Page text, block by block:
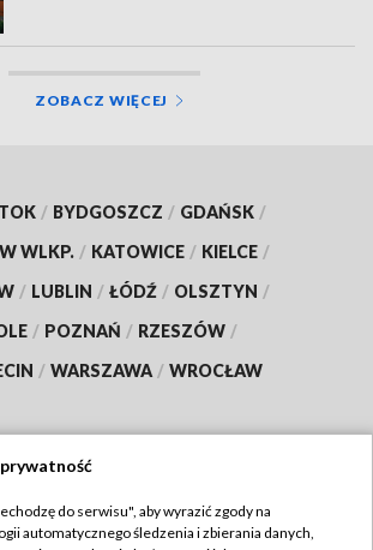
ZOBACZ WIĘCEJ
/ BYDGOSZCZ / GDAŃSK /
WLKP. / KATOWICE / KIELCE /
/ LUBLIN / ŁÓDŹ / OLSZTYN /
/ POZNAŃ / RZESZÓW /
/ WARSZAWA / WROCŁAW
TVP
do serwisu", aby wyrazić zgody na
automatycznego śledzenia i zbierania danych,